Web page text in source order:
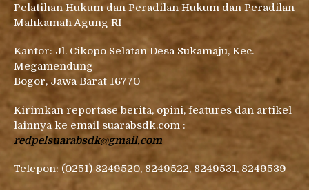
Pelatihan Hukum dan Peradilan Hukum dan Peradilan
Mahkamah Agung RI
Kantor: Jl. Cikopo Selatan Desa Sukamaju, Kec.
Megamendung
Bogor, Jawa Barat 16770
Kirimkan reportase berita, opini, features dan artikel
lainnya ke email suarabsdk.com :
redpelsuarabsdk@gmail.com
Telepon: (0251) 8249520, 8249522, 8249531, 8249539